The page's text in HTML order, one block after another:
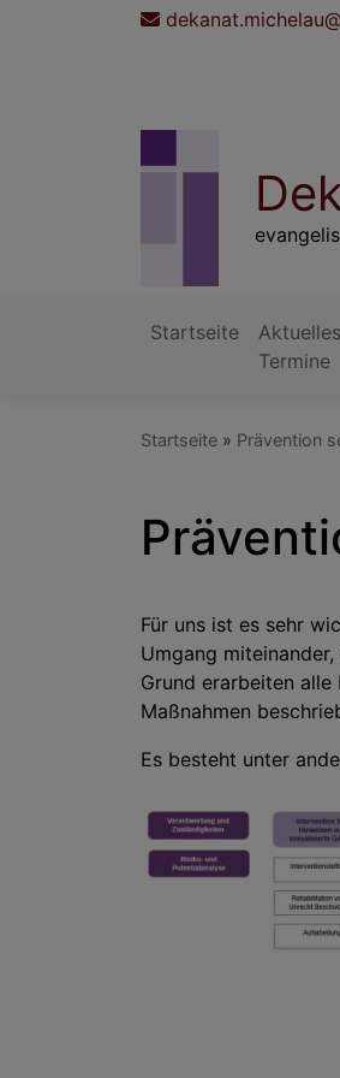
Startseite
Termine
Startseite Prävention
Für uns ist es sehr
Umgang
Grund erarbeiten
Maßnahmen
Es besteht unter